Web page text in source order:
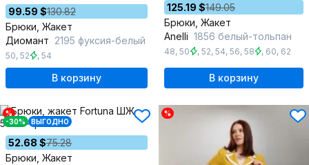
99.59 $130.82
Брюки, Жакет
Диомант 2195 фуксия-белый
50, 52 , 54
В корзину
125.19 $149.05
Брюки, Жакет
Anelli 1856 белый-тольпан
48, 50 , 52, 54, 56, 58 , 60, 62
В корзину
%
-30%
ВЫГОДНО
52.68 $75.28
Брюки, Жакет
%